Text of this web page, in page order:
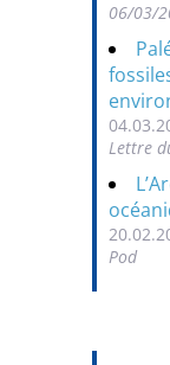
06/03/
Lettre
Pod